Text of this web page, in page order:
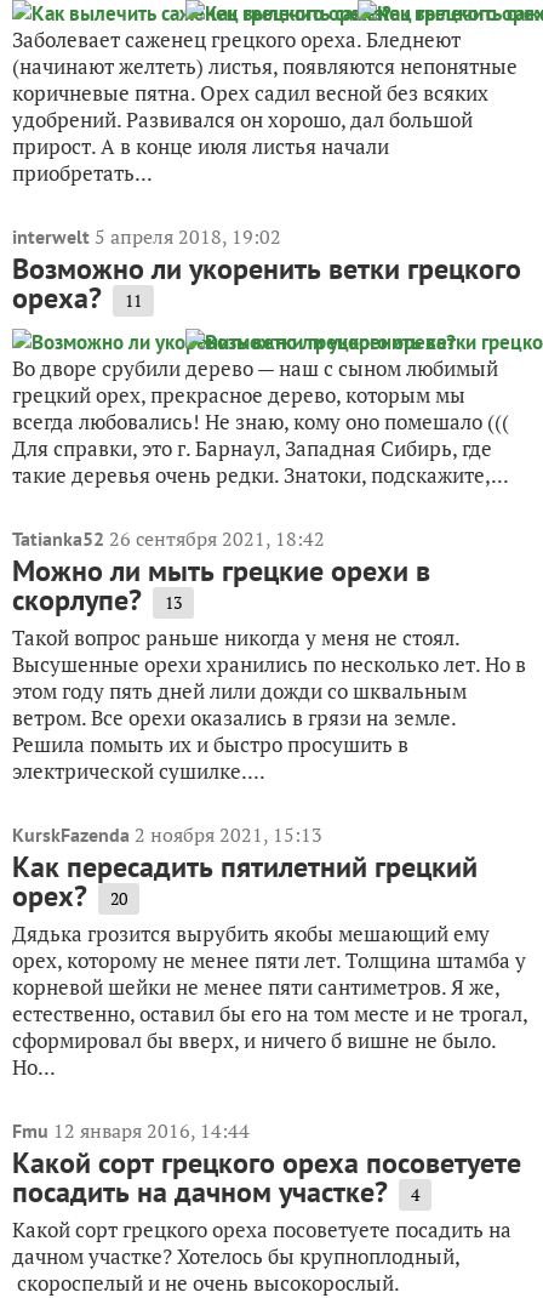
Заболевает саженец грецкого ореха. Бледнеют
(начинают желтеть) листья, появляются непонятные
коричневые пятна. Орех садил весной без всяких
удобрений. Развивался он хорошо, дал большой
прирост. А в конце июля листья начали
приобретать...
interwelt 5 апреля 2018, 19:02
Возможно ли укоренить ветки грецкого
ореха? 11
Во дворе срубили дерево — наш с сыном любимый
грецкий орех, прекрасное дерево, которым мы
всегда любовались! Не знаю, кому оно помешало (((
Для справки, это г. Барнаул, Западная Сибирь, где
такие деревья очень редки. Знатоки, подскажите,...
Tatianka52 26 сентября 2021, 18:42
Можно ли мыть грецкие орехи в
скорлупе? 13
Такой вопрос раньше никогда у меня не стоял.
Высушенные орехи хранились по несколько лет. Но в
этом году пять дней лили дожди со шквальным
ветром. Все орехи оказались в грязи на земле.
Решила помыть их и быстро просушить в
электрической сушилке....
KurskFazenda 2 ноября 2021, 15:13
Как пересадить пятилетний грецкий
орех? 20
Дядька грозится вырубить якобы мешающий ему
орех, которому не менее пяти лет. Толщина штамба у
корневой шейки не менее пяти сантиметров. Я же,
естественно, оставил бы его на том месте и не трогал,
сформировал бы вверх, и ничего б вишне не было.
Но...
Fmu 12 января 2016, 14:44
Какой сорт грецкого ореха посоветуете
посадить на дачном участке? 4
Какой сорт грецкого ореха посоветуете посадить на
дачном участке? Хотелось бы крупноплодный,
скороспелый и не очень высокорослый.